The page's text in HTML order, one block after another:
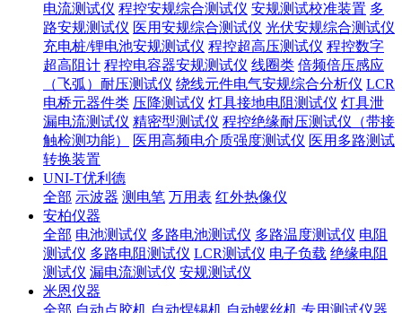
电流测试仪 程控安规综合测试仪 安规测试校准装置 多
路安规测试仪 医用安规综合测试仪 光伏安规综合测试仪
充电桩/锂电池安规测试仪 程控超高压测试仪 程控数字
超高阻计 程控电容器安规测试仪 线圈类 倍频倍压感应
（飞弧）耐压测试仪 绕线元件电气安规综合分析仪 LCR
电桥元器件类 压降测试仪 灯具接地电阻测试仪 灯具泄
漏电流测试仪 精密型测试仪 程控绝缘耐压测试仪（带接
触检测功能）
医用高频电介质强度测试仪 医用多路测试
转换装置
UNI-T优利德
全部 示波器 测电笔 万用表 红外热像仪
安柏仪器
全部 电池测试仪 多路电池测试仪 多路温度测试仪 电阻
测试仪 多路电阻测试仪 LCR测试仪 电子负载 绝缘电阻
测试仪 漏电流测试仪 安规测试仪
米恩仪器